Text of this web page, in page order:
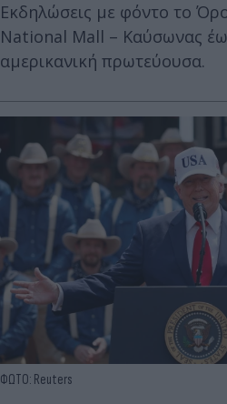
Εκδηλώσεις με φόντο το
National Mall – Καύσωνας
αμερικανική πρωτεύουσα.
ΦΩΤΟ: Reuters